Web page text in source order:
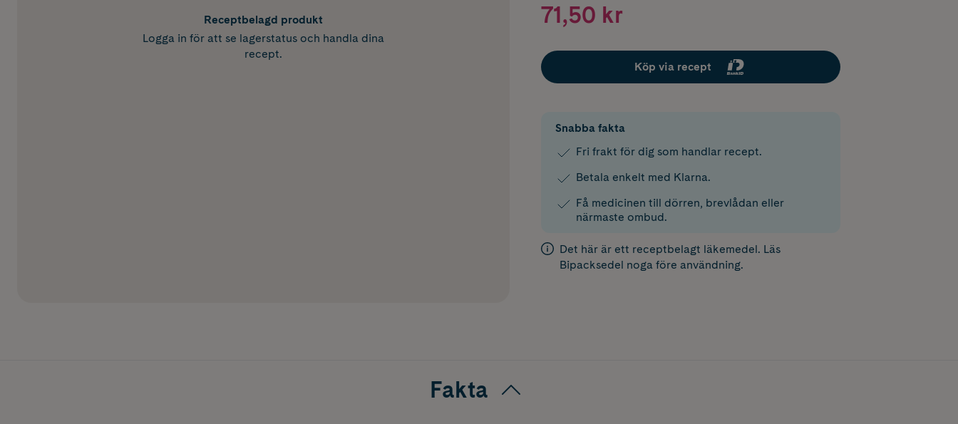
Receptbelagd produkt
Logga in för att se lagerstatus och handla dina
recept.
71,50 kr
Köp via recept
Snabba fakta
Fri frakt för dig som handlar recept.
Betala enkelt med Klarna.
Få medicinen till dörren, brevlådan eller
närmaste ombud.
Det här är ett receptbelagt läkemedel. Läs
Bipacksedel noga före användning.
Fakta